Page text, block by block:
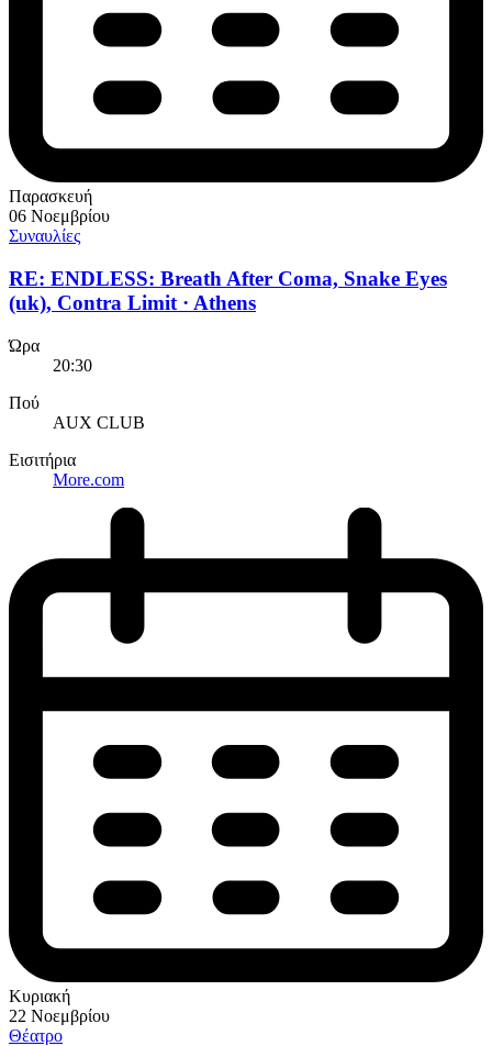
Παρασκευή
06 Νοεμβρίου
Συναυλίες
RE: ENDLESS: Breath After Coma, Snake Eyes
(uk), Contra Limit · Athens
Ώρα
20:30
Πού
AUX CLUB
Εισιτήρια
More.com
Κυριακή
22 Νοεμβρίου
Θέατρο